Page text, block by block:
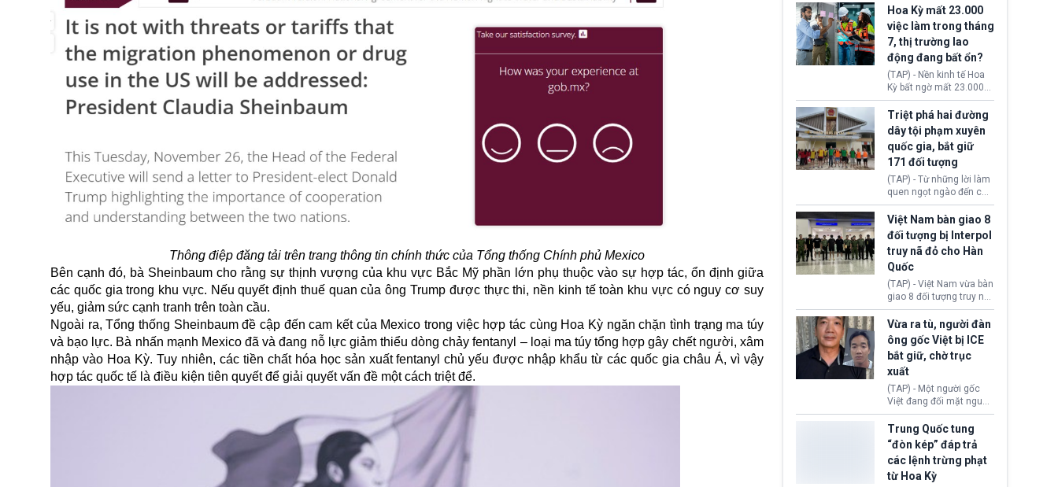
Thông điệp đăng tải trên trang thông tin chính thức của Tổng thống Chính phủ Mexico
Bên cạnh đó, bà Sheinbaum cho rằng sự thịnh vượng của khu vực Bắc Mỹ phần lớn phụ thuộc vào sự hợp tác, ổn định giữa
các quốc gia trong khu vực. Nếu quyết định thuế quan của ông Trump được thực thi, nền kinh tế toàn khu vực có nguy cơ suy
yếu, giảm sức cạnh tranh trên toàn cầu.
Ngoài ra, Tổng thống Sheinbaum đề cập đến cam kết của Mexico trong việc hợp tác cùng Hoa Kỳ ngăn chặn tình trạng ma túy
và bạo lực. Bà nhấn mạnh Mexico đã và đang nỗ lực giảm thiểu dòng chảy fentanyl – loại ma túy tổng hợp gây chết người, xâm
nhập vào Hoa Kỳ. Tuy nhiên, các tiền chất hóa học sản xuất fentanyl chủ yếu được nhập khẩu từ các quốc gia châu Á, vì vậy
hợp tác quốc tế là điều kiện tiên quyết để giải quyết vấn đề một cách triệt để.
(FBI), Cơ quan Tình báo
Trung ương (CIA) và Bộ
Ngoại giao (DOS).
trước Đài tưởng niệm
Lincoln bị phá hoại. Lãnh
đạo Nhà Trắng yêu cầu
Bộ Tư pháp (DOJ) xem
xét lại quyết định hủy
truy tố những cá nhân bị
nghi ngờ làm hư hại
công trình.
Hoa Kỳ mất 23.000
việc làm trong tháng
7, thị trường lao
động đang bất ổn?
(TAP) - Nền kinh tế Hoa
Kỳ bất ngờ mất 23.000
việc làm vào tháng 7,
cho thấy thị trường lao
động có dấu hiệu suy
yếu sau thời gian duy trì
tương đối ổn định suốt
nửa năm 2026.
Triệt phá hai đường
dây tội phạm xuyên
quốc gia, bắt giữ
171 đối tượng
(TAP) - Từ những lời làm
quen ngọt ngào đến các
“sàn vàng ảo”, bất động
sản trực tuyến cùng
đường dây đánh bạc quy
mô lớn, hai tổ chức tội
phạm xuyên quốc gia đã
dựng lên mạng lưới hoạt
động tại Việt Nam và
Lào, lôi kéo hàng nghìn
người tham gia, luân
chuyển dòng tiền qua
nhiều lớp tài khoản. Sau
hơn 2 tuần phối hợp truy
xét, lực lượng chức năng
hai nước đã bắt giữ 171
Việt Nam bàn giao 8
đối tượng bị Interpol
truy nã đỏ cho Hàn
Quốc
(TAP) - Việt Nam vừa bàn
giao 8 đối tượng truy nã
đỏ Interpol cho lực lượng
chức năng Hàn Quốc.
Nhóm này bị xác định
lừa đảo 619 nạn nhân,
chiếm đoạt hơn 17,7 tỷ
KRW.
Vừa ra tù, người đàn
ông gốc Việt bị ICE
bắt giữ, chờ trục
xuất
(TAP) - Một người gốc
Việt đang đối mặt nguy
cơ bị trục xuất khỏi Hoa
Kỳ sau khi đã chấp hành
xong bản án liên quan
đến tội ác từ hơn 30
năm trước tại California.
Trung Quốc tung
“đòn kép” đáp trả
các lệnh trừng phạt
từ Hoa Kỳ